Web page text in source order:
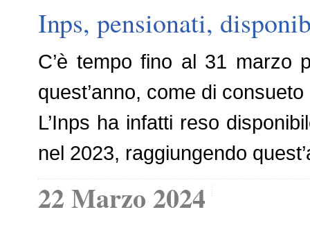
Inps, pensionati,
C’è tempo fino al 31 marzo
quest’anno, come di
L’Inps ha infatti reso
nel 2023, raggiungendo
22 Marzo 2024